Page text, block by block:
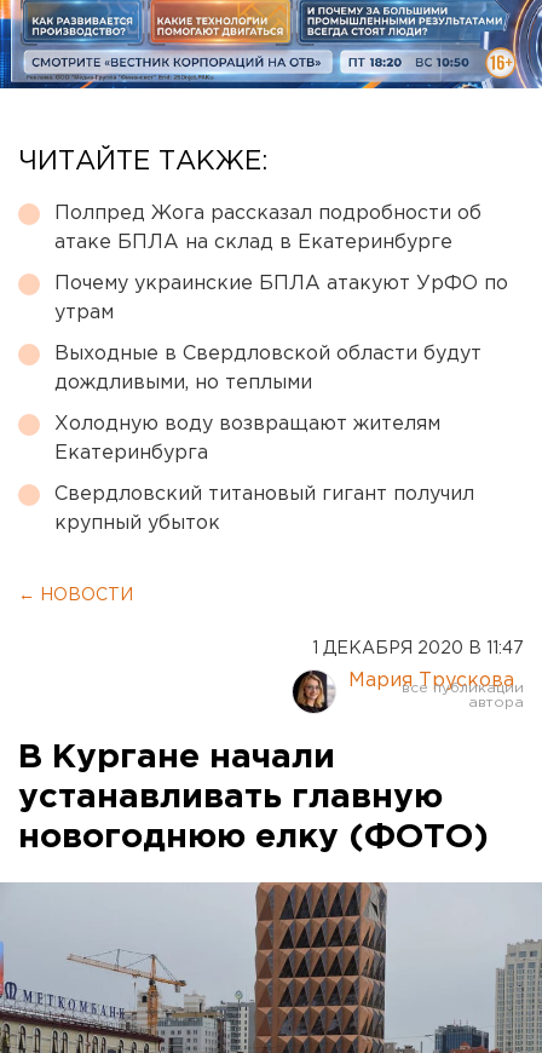
ЧИТАЙТЕ ТАКЖЕ:
Полпред Жога рассказал подробности об
атаке БПЛА на склад в Екатеринбурге
Почему украинские БПЛА атакуют УрФО по
утрам
Выходные в Свердловской области будут
дождливыми, но теплыми
Холодную воду возвращают жителям
Екатеринбурга
Свердловский титановый гигант получил
крупный убыток
← НОВОСТИ
1 ДЕКАБРЯ 2020 В 11:47
Мария Трускова
В Кургане начали
устанавливать главную
новогоднюю елку (ФОТО)